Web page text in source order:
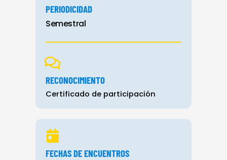
PERIODICIDAD
Semestral
RECONOCIMIENTO
Certificado de participación
FECHAS DE ENCUENTROS